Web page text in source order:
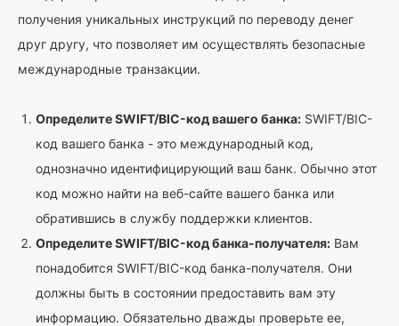
получения уникальных инструкций по переводу денег
друг другу, что позволяет им осуществлять безопасные
международные транзакции.
Определите SWIFT/BIC-код вашего банка: SWIFT/BIC-
код вашего банка - это международный код,
однозначно идентифицирующий ваш банк. Обычно этот
код можно найти на веб-сайте вашего банка или
обратившись в службу поддержки клиентов.
Определите SWIFT/BIC-код банка-получателя: Вам
понадобится SWIFT/BIC-код банка-получателя. Они
должны быть в состоянии предоставить вам эту
информацию. Обязательно дважды проверьте ее,